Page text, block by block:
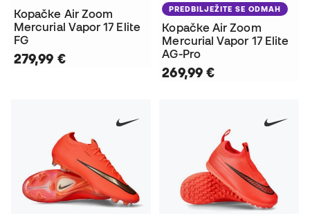
Kopačke Air Zoom
Mercurial Vapor 17 Elite
FG
279,99 €
PREDBILJEŽITE SE ODMAH
Kopačke Air Zoom
Mercurial Vapor 17 Elite
AG-Pro
269,99 €